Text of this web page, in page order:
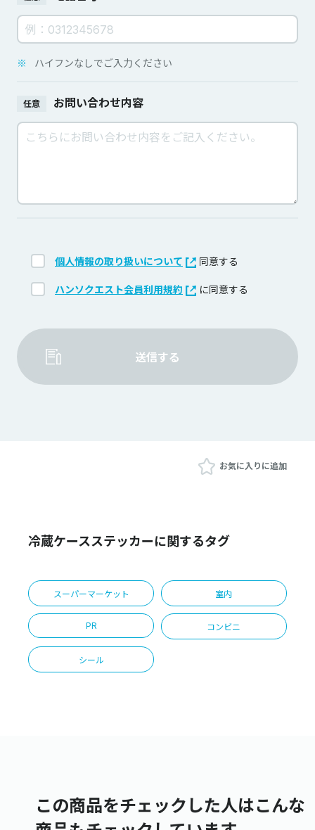
※ ハイフンなしでご入力ください
任意 お問い合わせ内容
個人情報の取り扱いについて 同意する
ハンソクエスト会員利用規約 に同意する
送信する
お気に入りに追加
冷蔵ケースステッカーに関するタグ
スーパーマーケット 室内
PR コンビニ
シール
この商品をチェックした人はこんな